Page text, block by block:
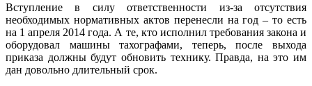
Вступление в силу ответственности из-за отсутствия
необходимых нормативных актов перенесли на год – то есть
на 1 апреля 2014 года. А те, кто исполнил требования закона и
оборудовал машины тахографами, теперь, после выхода
приказа должны будут обновить технику. Правда, на это им
дан довольно длительный срок.